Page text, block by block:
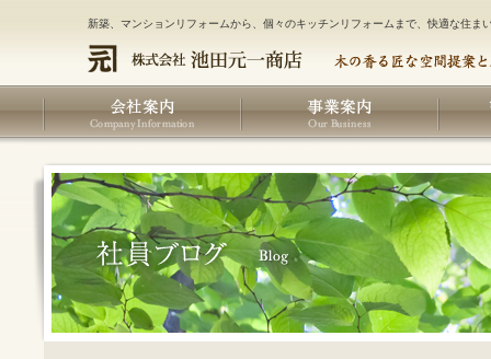
新築、マンションリフォームから、個々のキッチンリフォームまで、快適な住ま